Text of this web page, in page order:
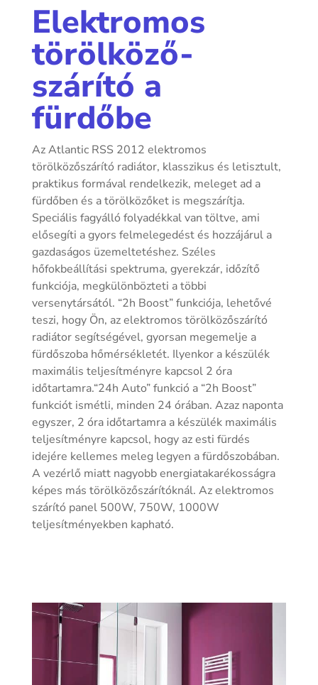
Elektromos
törölköző-
szárító a
fürdőbe
Az Atlantic RSS 2012 elektromos
törölközőszárító radiátor, klasszikus és letisztult,
praktikus formával rendelkezik, meleget ad a
fürdőben és a törölközőket is megszárítja.
Speciális fagyálló folyadékkal van töltve, ami
elősegíti a gyors felmelegedést és hozzájárul a
gazdaságos üzemeltetéshez. Széles
hőfokbeállítási spektruma, gyerekzár, időzítő
funkciója, megkülönbözteti a többi
versenytársától. “2h Boost” funkciója, lehetővé
teszi, hogy Ön, az elektromos törölközőszárító
radiátor segítségével, gyorsan megemelje a
fürdőszoba hőmérsékletét. Ilyenkor a készülék
maximális teljesítményre kapcsol 2 óra
időtartamra.“24h Auto” funkció a “2h Boost”
funkciót ismétli, minden 24 órában. Azaz naponta
egyszer, 2 óra időtartamra a készülék maximális
teljesítményre kapcsol, hogy az esti fürdés
idejére kellemes meleg legyen a fürdőszobában.
A vezérlő miatt nagyobb energiatakarékosságra
képes más törölközőszárítóknál. Az elektromos
szárító panel 500W, 750W, 1000W
teljesítményekben kapható.